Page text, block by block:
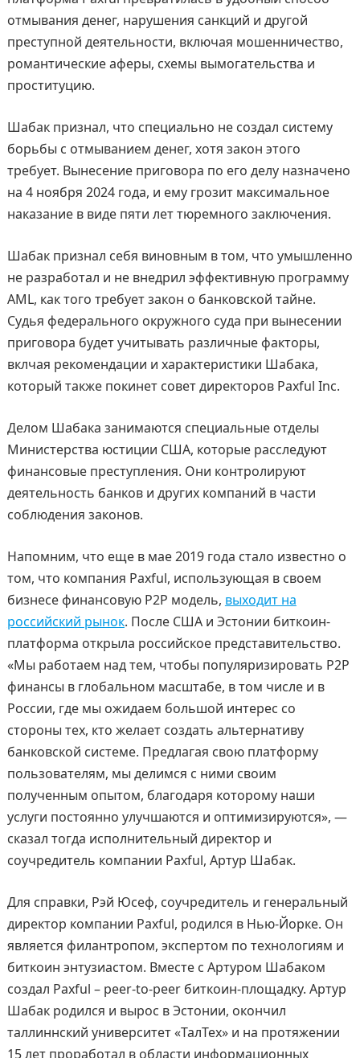
отмывания денег, нарушения санкций и другой
преступной деятельности, включая мошенничество,
романтические аферы, схемы вымогательства и
проституцию.
Шабак признал, что специально не создал систему
борьбы с отмыванием денег, хотя закон этого
требует. Вынесение приговора по его делу назначено
на 4 ноября 2024 года, и ему грозит максимальное
наказание в виде пяти лет тюремного заключения.
Шабак признал себя виновным в том, что умышленно
не разработал и не внедрил эффективную программу
AML, как того требует закон о банковской тайне.
Судья федерального окружного суда при вынесении
приговора будет учитывать различные факторы,
вклчая рекомендации и характеристики Шабака,
который также покинет совет директоров Paxful Inc.
Делом Шабака занимаются специальные отделы
Министерства юстиции США, которые расследуют
финансовые преступления. Они контролируют
деятельность банков и других компаний в части
соблюдения законов.
Напомним, что еще в мае 2019 года стало известно о
том, что компания Paxful, использующая в своем
бизнесе финансовую P2P модель, выходит на
российский рынок. После США и Эстонии биткоин-
платформа открыла российское представительство.
«Мы работаем над тем, чтобы популяризировать P2P
финансы в глобальном масштабе, в том числе и в
России, где мы ожидаем большой интерес со
стороны тех, кто желает создать альтернативу
банковской системе. Предлагая свою платформу
пользователям, мы делимся с ними своим
полученным опытом, благодаря которому наши
услуги постоянно улучшаются и оптимизируются», —
сказал тогда исполнительный директор и
соучредитель компании Paxful, Артур Шабак.
Для справки, Рэй Юсеф, соучредитель и генеральный
директор компании Paxful, родился в Нью-Йорке. Он
является филантропом, экспертом по технологиям и
биткоин энтузиастом. Вместе с Артуром Шабаком
создал Paxful – peer-to-peer биткоин-площадку. Артур
Шабак родился и вырос в Эстонии, окончил
таллиннский университет «ТалТех» и на протяжении
15 лет проработал в области информационных